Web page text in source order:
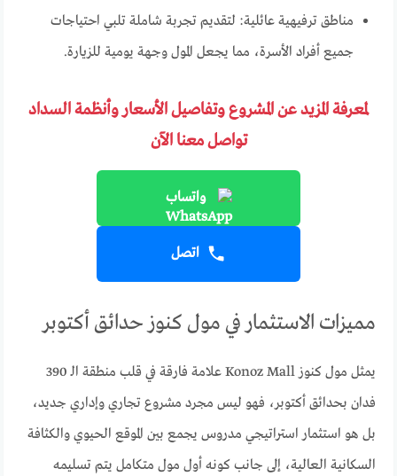
مناطق ترفيهية عائلية: لتقديم تجربة شاملة تلبي احتياجات
جميع أفراد الأسرة، مما يجعل المول وجهة يومية للزيارة.
لمعرفة المزيد عن المشروع وتفاصيل الأسعار وأنظمة السداد
تواصل معنا الآن
واتساب
اتصل
مميزات الاستثمار في مول كنوز حدائق أكتوبر
يمثل مول كنوز Konoz Mall علامة فارقة في قلب منطقة الـ 390
فدان بحدائق أكتوبر، فهو ليس مجرد مشروع تجاري وإداري جديد،
بل هو استثمار استراتيجي مدروس يجمع بين الموقع الحيوي والكثافة
السكانية العالية، إلى جانب كونه أول مول متكامل يتم تسليمه